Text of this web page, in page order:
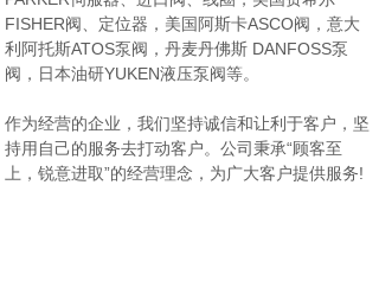
FISHER阀、定位器，美国阿斯卡ASCO阀，意大
利阿托斯ATOS泵阀，丹麦丹佛斯 DANFOSS泵
阀，日本油研YUKEN液压泵阀等。
作为经营的企业，我们坚持诚信和让利于客户，坚
持用自己的服务去打动客户。公司秉承“顾客至
上，锐意进取”的经营理念，为广大客户提供服务!